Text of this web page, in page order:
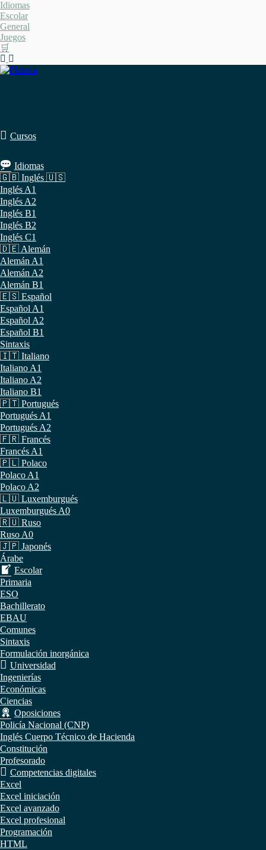
Saltar
al
contenido
Idiomas
Escolar
General
Juegos
🛒
Cursos
Idiomas
🇬🇧 Inglés 🇺🇸
Inglés A1
Inglés A2
Inglés B1
Inglés B2
Inglés C1
🇩🇪 Alemán
Alemán A1
Alemán A2
Alemán B1
🇪🇸 Español
Español A1
Español A2
Español B1
Sintaxis
🇮🇹 Italiano
Italiano A1
Italiano A2
Italiano B1
🇵🇹 Portugués
Portugués A1
Portugués A2
🇫🇷 Francés
Francés A1
🇵🇱 Polaco
Polaco A1
Polaco A2
🇱🇺 Luxemburgués
Luxemburgués A0
🇷🇺 Ruso
Ruso A0
🇯🇵 Japonés
Árabe
Escolar
Primaria
ESO
Bachillerato
EBAU
Comunes
Sintaxis
Formulación inorgánica
Universidad
Ingenierías
Económicas
Ciencias
Oposiciones
Policía Nacional (CNP)
Inglés Cuerpo Técnico de Hacienda
Constitución
Profesorado
Competencias digitales
Excel
Excel iniciación
Excel avanzado
Excel profesional
Programación
HTML